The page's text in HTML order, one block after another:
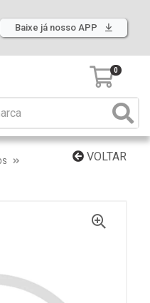
Baixe já nosso APP
0
VOLTAR